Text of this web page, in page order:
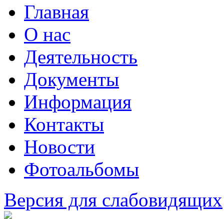
Главная
О нас
Деятельность
Документы
Информация
Контакты
Новости
Фотоальбомы
Версия для слабовидящих